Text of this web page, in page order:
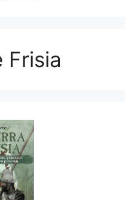
Frisia